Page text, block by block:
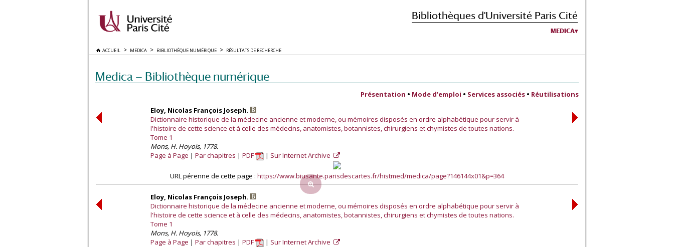
Bibliothèques d'Université Paris Cité
MEDICA
ACCUEIL MEDICA BIBLIOTHÈQUE NUMÉRIQUE RÉSULTATS DE RECHERCHE
Medica — Bibliothèque numérique
Présentation • Mode d’emploi • Services associés • Réutilisations
Eloy, Nicolas François Joseph.
Dictionnaire historique de la médecine ancienne et moderne, ou mémoires disposés en ordre alphabétique pour servir à
l'histoire de cette science et à celle des médecins, anatomistes, botannistes, chirurgiens et chymistes de toutes nations.
Tome 1
Mons, H. Hoyois, 1778.
Page à Page
Par chapitres PDF Sur Internet Archive
URL pérenne de cette page : https://www.biusante.parisdescartes.fr/histmed/medica/page?146144x01&p=364
Eloy, Nicolas François Joseph.
Dictionnaire historique de la médecine ancienne et moderne, ou mémoires disposés en ordre alphabétique pour servir à
l'histoire de cette science et à celle des médecins, anatomistes, botannistes, chirurgiens et chymistes de toutes nations.
Tome 1
Mons, H. Hoyois, 1778.
Page à Page
Par chapitres PDF Sur Internet Archive